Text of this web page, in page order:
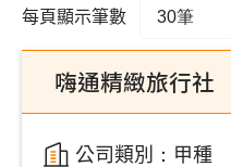
每頁顯示筆數
嗨通精緻旅行社
公司類別：甲種